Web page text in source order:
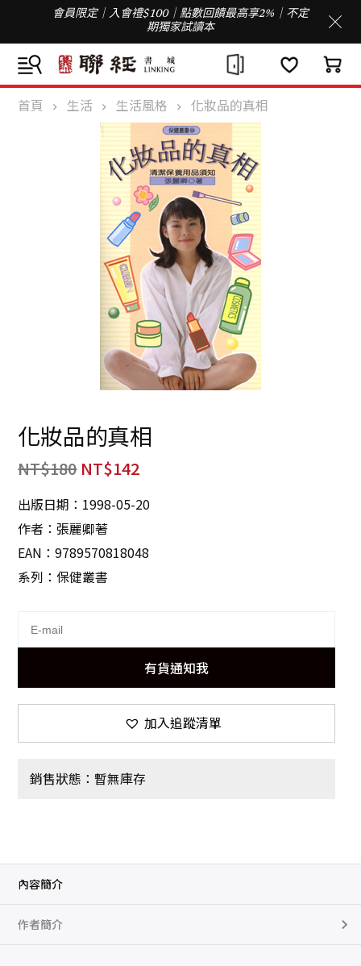
會員限定｜入會禮$100｜點數回饋最高享2%｜不定
期獨家試讀本
首頁 生活 生活風格 化妝品的真相
化妝品的真相
NT$180 NT$142
出版日期：1998-05-20
作者：張麗卿著
EAN：9789570818048
系列：保健叢書
有貨通知我
加入追蹤清單
銷售狀態：暫無庫存
內容簡介
作者簡介